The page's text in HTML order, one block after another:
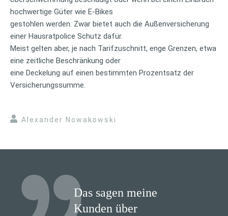
hochwertige Güter wie E-Bikes
gestohlen werden. Zwar bietet auch die Außenversicherung
einer Hausratpolice Schutz dafür.
Meist gelten aber, je nach Tarifzuschnitt, enge Grenzen, etwa
eine zeitliche Beschränkung oder
eine Deckelung auf einen bestimmten Prozentsatz der
Versicherungssumme.
Alexander Nowakowski
Das sagen meine
Kunden über